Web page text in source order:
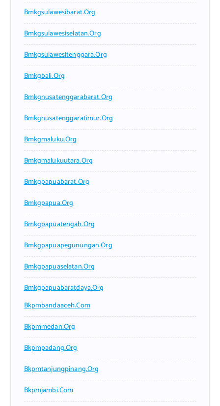
Bmkgsulawesibarat.org
Bmkgsulawesiselatan.org
Bmkgsulawesitenggara.org
Bmkgbali.org
Bmkgnusatenggarabarat.org
Bmkgnusatenggaratimur.org
Bmkgmaluku.org
Bmkgmalukuutara.org
Bmkgpapuabarat.org
Bmkgpapua.org
Bmkgpapuatengah.org
Bmkgpapuapegunungan.org
Bmkgpapuaselatan.org
Bmkgpapuabaratdaya.org
Bkpmbandaaceh.com
Bkpmmedan.org
Bkpmpadang.org
Bkpmtanjungpinang.org
Bkpmjambi.com